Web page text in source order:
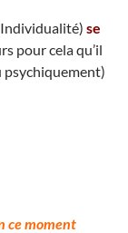
se
pour cela qu’il
psychiquement)
ce moment